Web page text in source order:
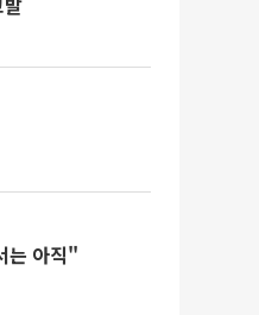
는 아직"